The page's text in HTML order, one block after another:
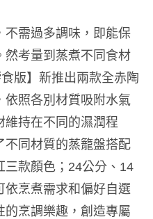
不需過多調味，即能保
然考量到蒸煮不同食材
版】新推出兩款全赤陶
照各別材質吸附水氣
維持在不同的濕潤程
不同材質的蒸籠盤搭配
三款顏色；24公分、14
依烹煮需求和偏好自選
的烹調樂趣，創造專屬